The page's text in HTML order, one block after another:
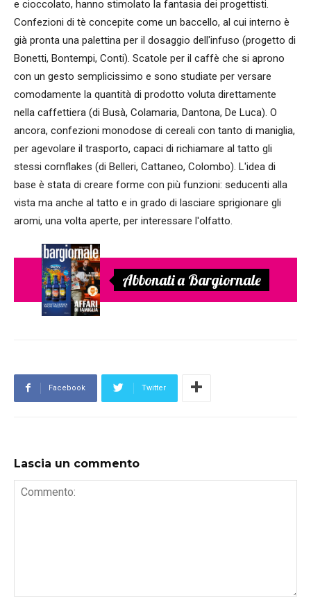
e cioccolato, hanno stimolato la fantasia dei progettisti.
Confezioni di tè concepite come un baccello, al cui interno è
già pronta una palettina per il dosaggio dell'infuso (progetto di
Bonetti, Bontempi, Conti). Scatole per il caffè che si aprono
con un gesto semplicissimo e sono studiate per versare
comodamente la quantità di prodotto voluta direttamente
nella caffettiera (di Busà, Colamaria, Dantona, De Luca). O
ancora, confezioni monodose di cereali con tanto di maniglia,
per agevolare il trasporto, capaci di richiamare al tatto gli
stessi cornflakes (di Belleri, Cattaneo, Colombo). L'idea di
base è stata di creare forme con più funzioni: seducenti alla
vista ma anche al tatto e in grado di lasciare sprigionare gli
aromi, una volta aperte, per interessare l'olfatto.
Abbonati a Bargiornale
Facebook Twitter
Lascia un commento